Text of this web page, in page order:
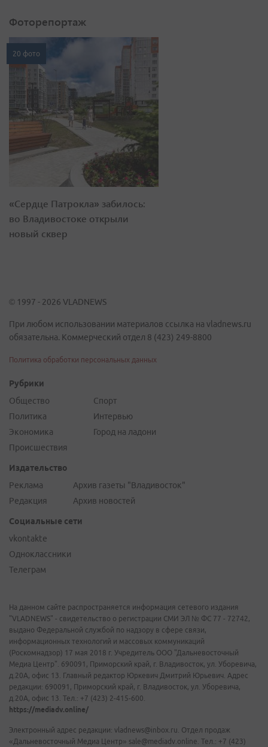
Фоторепортаж
20 фото
«Сердце Патрокла» забилось:
во Владивостоке открыли
новый сквер
© 1997 - 2026 VLADNEWS
При любом использовании материалов ссылка на vladnews.ru
обязательна. Коммерческий отдел 8 (423) 249-8800
Политика обработки персональных данных
Рубрики
Общество
Политика
Экономика
Происшествия
Спорт
Интервью
Город на ладони
Издательство
Реклама
Редакция
Архив газеты "Владивосток"
Архив новостей
Социальные сети
vkontakte
Одноклассники
Телеграм
На данном сайте распространяется информация сетевого издания
"VLADNEWS" - свидетельство о регистрации СМИ ЭЛ № ФС 77 - 72742,
выдано Федеральной службой по надзору в сфере связи,
информационных технологий и массовых коммуникаций
(Роскомнадзор) 17 мая 2018 г. Учредитель ООО "Дальневосточный
Медиа Центр". 690091, Приморский край, г. Владивосток, ул. Уборевича,
д.20А, офис 13. Главный редактор Юркевич Дмитрий Юрьевич. Адрес
редакции: 690091, Приморский край, г. Владивосток, ул. Уборевича,
д.20А, офис 13. Тел.: +7 (423) 2-415-600.
https://mediadv.online/
Электронный адрес редакции: vladnews@inbox.ru. Отдел продаж
«Дальневосточный Медиа Центр» sale@mediadv.online. Тел.: +7 (423)